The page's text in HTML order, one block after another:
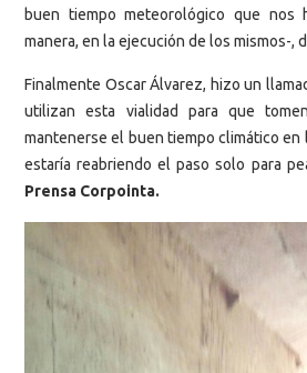
buen tiempo meteorológico que nos
manera, en la ejecución de los mismos-,
Finalmente Oscar Álvarez, hizo un
utilizan esta vialidad para que
mantenerse el buen tiempo climático en
estaría reabriendo el paso solo para
Prensa Corpointa.